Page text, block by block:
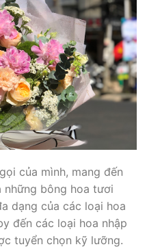
của mình, mang đến
bông hoa tươi
dạng của các loại hoa
đến các loại hoa nhập
tuyển chọn kỹ lưỡng.